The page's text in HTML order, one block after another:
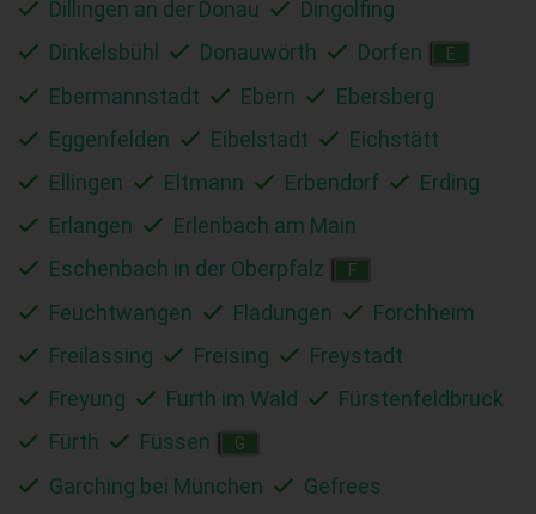
Dillingen an der Donau
Dingolfing
Dinkelsbühl
Donauwörth Dorfen E
Ebermannstadt Ebern
Ebersberg
Eggenfelden
Eibelstadt
Eichstätt
Ellingen
Eltmann Erbendorf
Erding
Erlangen
Erlenbach am Main
Eschenbach in der Oberpfalz
F
Feuchtwangen Fladungen
Forchheim
Freilassing
Freising
Freystadt
Freyung
Furth im Wald
Fürstenfeldbruck
Fürth
Füssen G
Garching bei München
Gefrees